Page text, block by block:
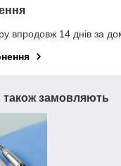
впродовж 14 днів за
замовляють